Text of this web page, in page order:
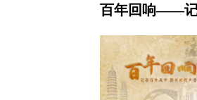
百年回响——记